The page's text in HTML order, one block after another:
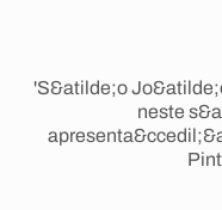
'S&atilde;o
neste